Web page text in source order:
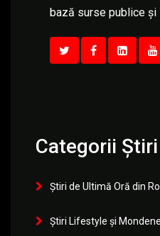
bază surse publice
Categorii Știri
Știri de Ultimă Oră din
Știri Lifestyle și Mondene